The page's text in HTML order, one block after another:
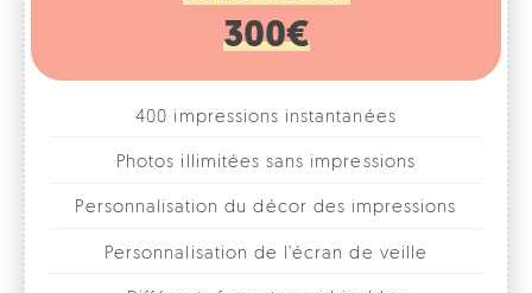
400 impressions instantanées
Personnalisation du décor des impressions
Personnalisation de l'écran de veille
Différents formats combinables
1, 2, 3 ou 4 photos par format